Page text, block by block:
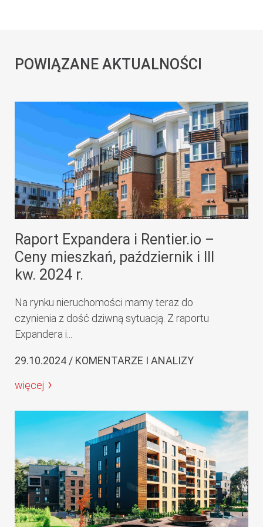
POWIĄZANE AKTUALNOŚCI
Raport Expandera i Rentier.io –
Ceny mieszkań, październik i III
kw. 2024 r.
Na rynku nieruchomości mamy teraz do
czynienia z dość dziwną sytuacją. Z raportu
Expandera i...
29.10.2024 / KOMENTARZE I ANALIZY
więcej